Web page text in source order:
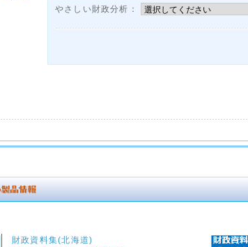
やさしい財政分析：
財政資料集(北海道)